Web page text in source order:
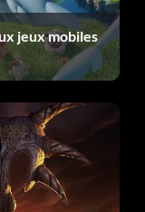
jeux mobiles